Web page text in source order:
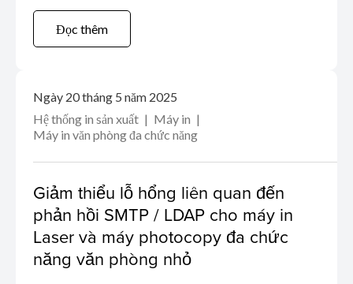
nhằm mục đích thực hiện cuộc tấn công làm tê liệt
dịch vụ (DoS) thông qua Internet.
Đọc thêm
Ngày 20 tháng 5 năm 2025
Hệ thống in sản xuất
Máy in
Máy in văn phòng đa chức năng
Giảm thiểu lỗ hổng liên quan đến
phản hồi SMTP / LDAP cho máy in
Laser và máy photocopy đa chức
năng văn phòng nhỏ